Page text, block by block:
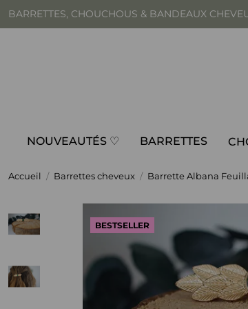
BARRETTES, CHOUCHOUS & BANDEAUX🚀
NOUVEAUTÉS ♡ BARRETTES
Accueil Barrettes cheveux Barrette Albana
BESTSELLER